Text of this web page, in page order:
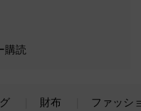
購読
財布 ファッシ